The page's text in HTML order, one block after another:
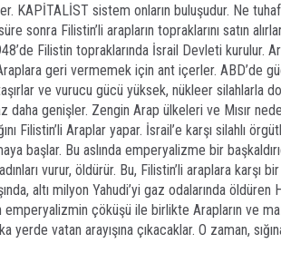
KAPİTALİST sistem onların buluşudur. Ne
sonra Filistin’li arapların topraklarını satın
Filistin topraklarında İsrail Devleti kurulur.
geri vermemek için ant içerler. ABD’de
ve vurucu gücü yüksek, nükleer silahlarla
daha genişler. Zengin Arap ülkeleri ve Mısır
Filistin’li Araplar yapar. İsrail’e karşı silahlı
başlar. Bu aslında emperyalizme bir
vurur, öldürür. Bu, Filistin’li araplara karşı bir
altı milyon Yahudi’yi gaz odalarında öldüren
emperyalizmin çöküşü ile birlikte Arapların ve
yerde vatan arayışına çıkacaklar. O zaman,